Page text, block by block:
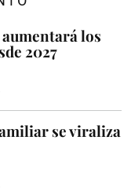
los
2027
se viraliza